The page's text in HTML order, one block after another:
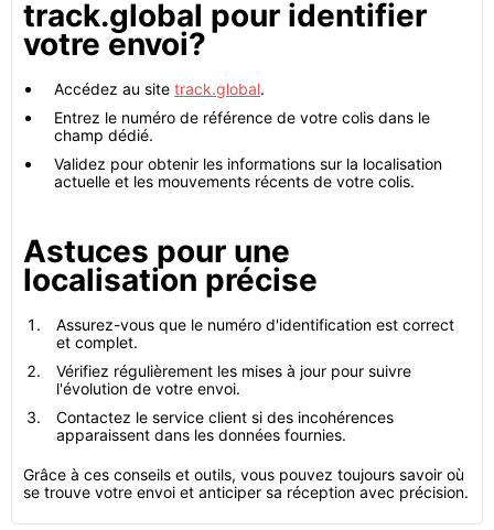
track.global pour identifier
votre envoi?
Accédez au site track.global.
Entrez le numéro de référence de votre colis dans le
champ dédié.
Validez pour obtenir les informations sur la localisation
actuelle et les mouvements récents de votre colis.
Astuces pour une
localisation précise
Assurez-vous que le numéro d'identification est correct
et complet.
Vérifiez régulièrement les mises à jour pour suivre
l'évolution de votre envoi.
Contactez le service client si des incohérences
apparaissent dans les données fournies.
Grâce à ces conseils et outils, vous pouvez toujours savoir où
se trouve votre envoi et anticiper sa réception avec précision.